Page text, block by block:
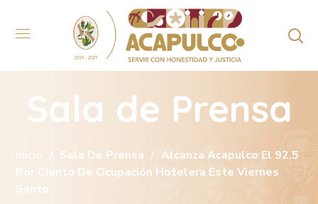
Sala de Prensa
Inicio Sala De Prensa
Alcanza Acapulco El 92.5
Por Ciento De Ocupación Hotelera Este Viernes
Santo.